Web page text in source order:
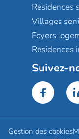
Résidences
Villages
Foyers
Résidences
Suivez-
Gestion des cookies